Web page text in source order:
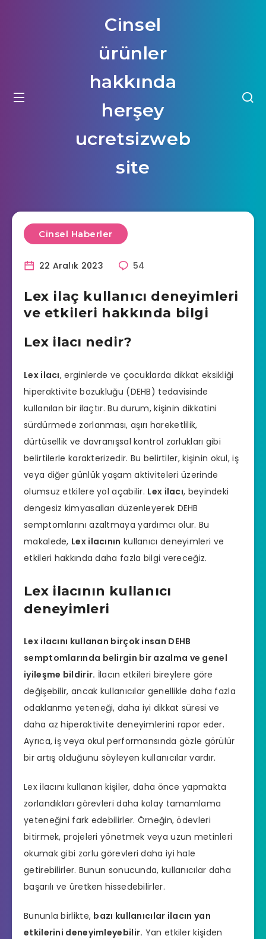
Cinsel
ürünler
hakkında
herşey
ucretsizweb
site
Cinsel Haberler
22 Aralık 2023 54
Lex ilaç kullanıcı deneyimleri
ve etkileri hakkında bilgi
Lex ilacı nedir?
Lex ilacı, erginlerde ve çocuklarda dikkat eksikliği
hiperaktivite bozukluğu (DEHB) tedavisinde
kullanılan bir ilaçtır. Bu durum, kişinin dikkatini
sürdürmede zorlanması, aşırı hareketlilik,
dürtüsellik ve davranışsal kontrol zorlukları gibi
belirtilerle karakterizedir. Bu belirtiler, kişinin okul, iş
veya diğer günlük yaşam aktiviteleri üzerinde
olumsuz etkilere yol açabilir. Lex ilacı, beyindeki
dengesiz kimyasalları düzenleyerek DEHB
semptomlarını azaltmaya yardımcı olur. Bu
makalede, Lex ilacının kullanıcı deneyimleri ve
etkileri hakkında daha fazla bilgi vereceğiz.
Lex ilacının kullanıcı
deneyimleri
Lex ilacını kullanan birçok insan DEHB
semptomlarında belirgin bir azalma ve genel
iyileşme bildirir. İlacın etkileri bireylere göre
değişebilir, ancak kullanıcılar genellikle daha fazla
odaklanma yeteneği, daha iyi dikkat süresi ve
daha az hiperaktivite deneyimlerini rapor eder.
Ayrıca, iş veya okul performansında gözle görülür
bir artış olduğunu söyleyen kullanıcılar vardır.
Lex ilacını kullanan kişiler, daha önce yapmakta
zorlandıkları görevleri daha kolay tamamlama
yeteneğini fark edebilirler. Örneğin, ödevleri
bitirmek, projeleri yönetmek veya uzun metinleri
okumak gibi zorlu görevleri daha iyi hale
getirebilirler. Bunun sonucunda, kullanıcılar daha
başarılı ve üretken hissedebilirler.
Bununla birlikte, bazı kullanıcılar ilacın yan
etkilerini deneyimleyebilir. Yan etkiler kişiden